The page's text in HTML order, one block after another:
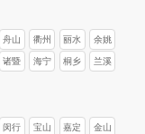
舟山 衢州 丽水 余姚
诸暨 海宁 桐乡 兰溪
闵行 宝山 嘉定 金山